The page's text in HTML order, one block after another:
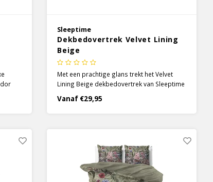
geeft
Sleeptime
Dekbedovertrek Velvet Lining
Beige
Met een prachtige glans trekt het Velvet
Lining Beige dekbedovertrek van Sleeptime
ontwerp brengt een moderne en tijdloze
uitstraling naar je slaapkamer.
Vanaf €29,95